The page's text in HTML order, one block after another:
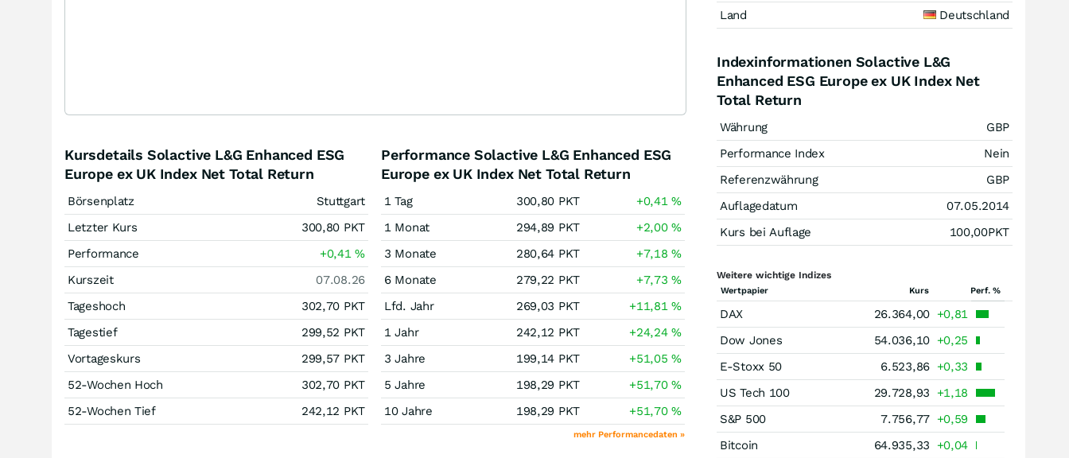
Kursdetails Solactive L&G Enhanced ESG
Europe ex UK Index Net Total Return
Börsenplatz
Stuttgart
Letzter Kurs
300,80 PKT
Performance
+0,41%
Kurszeit
07.08.26
Tageshoch
302,70 PKT
Tagestief
299,52 PKT
Vortageskurs
299,57 PKT
52-Wochen Hoch
302,70 PKT
52-Wochen Tief
242,12 PKT
Performance Solactive L&G Enhanced ESG
Europe ex UK Index Net Total Return
1 Tag 300,80 PKT +0,41%
1 Monat
294,89 PKT +2,00%
3 Monate
280,64 PKT +7,18%
6 Monate
279,22 PKT +7,73%
Lfd. Jahr
269,03 PKT +11,81%
1 Jahr
242,12 PKT +24,24%
3 Jahre
199,14 PKT +51,05%
5 Jahre
198,29 PKT +51,70%
10 Jahre
198,29 PKT +51,70%
mehr Performancedaten »
Land
Deutschland
Indexinformationen Solactive L&G
Enhanced ESG Europe ex UK Index Net
Total Return
Währung
GBP
Performance Index
Nein
Referenzwährung
GBP
Auflagedatum
07.05.2014
Kurs bei Auflage
100,00PKT
Weitere wichtige Indizes
Wertpapier Kurs Perf. %
DAX 26.364,00 +0,81
Dow Jones
54.036,10 +0,25
E-Stoxx 50
6.523,86 +0,33
US Tech 100
29.728,93
+1,18
S&P 500
7.756,77 +0,59
Bitcoin
64.935,33
+0,04